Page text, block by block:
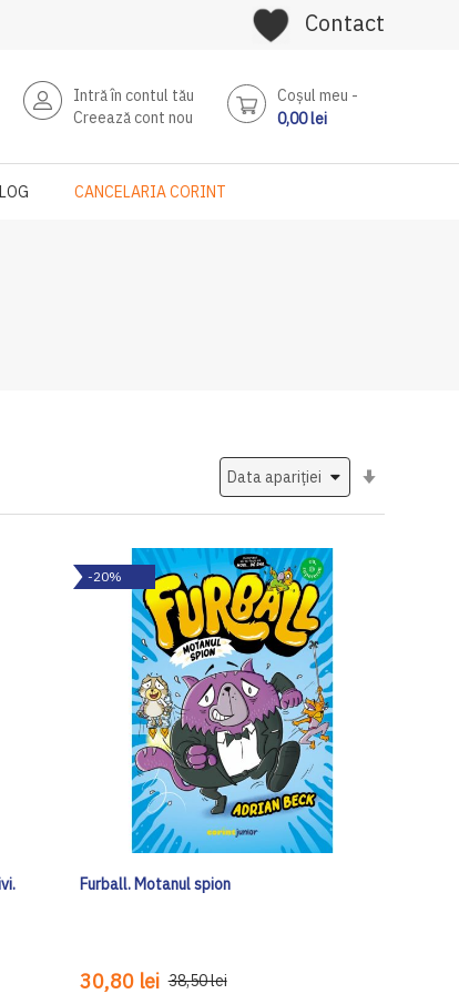
Contact
Intră în contul tău
Creează cont nou
Coşul meu
0,00 lei
CANCELARIA CORINT
-20%
Furball. Motanul spion
30,80 lei 38,50 lei